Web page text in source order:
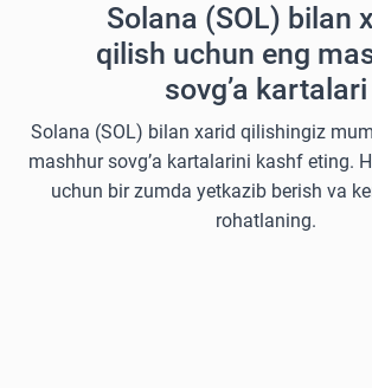
Solana (SOL) bilan
qilish uchun eng
sovg’a kartalari
Solana (SOL) bilan xarid qilishingiz
mashhur sovg’a kartalarini kashf eting.
uchun bir zumda yetkazib berish va
rohatlaning.